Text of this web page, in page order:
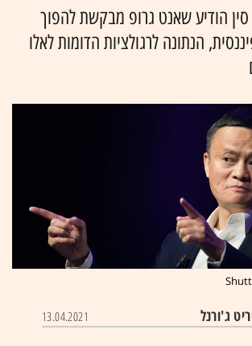
הודיע שאנט גרופ מבקשת להפוך
הנתונה לרגולציות הדומות לאלו
ג'ורנל 13.04.2021